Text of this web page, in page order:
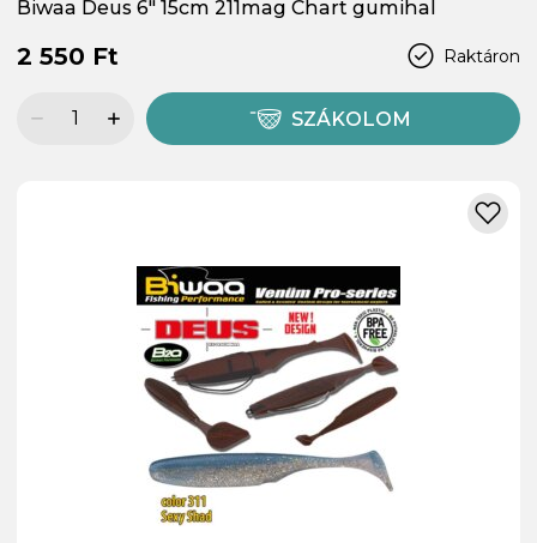
Biwaa Deus 6" 15cm 211mag Chart gumihal
Raktáron
2 550 Ft
SZÁKOLOM